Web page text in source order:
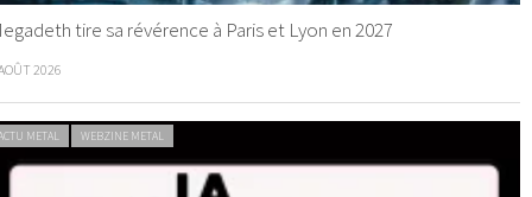
tire sa révérence à Paris et Lyon en 2027
2026
METAL WEBZINE METAL